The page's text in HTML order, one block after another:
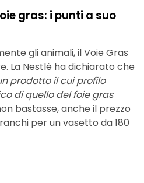
gras: i punti a suo
gli animali, il Voie Gras
La Nestlè ha dichiarato che
prodotto il cui profilo
di quello del foie gras
bastasse, anche il prezzo
per un vasetto da 180